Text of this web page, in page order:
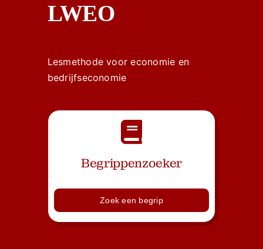
LWEO
Lesmethode voor economie en
bedrijfseconomie
Begrippenzoeker
Zoek een begrip